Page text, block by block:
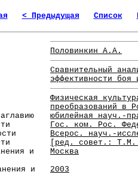
< Предыдущая Список
Половинкин А.А.
Сравнительный
эффективности боя
Физическая
преобразований в
юбилейная науч.-
Гос. ком. Рос.
Всерос. науч.-
[ред. совет.:
и
Москва
и
2003